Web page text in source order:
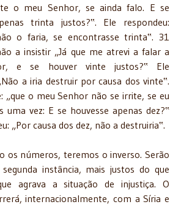
o meu Senhor, se ainda falo. E se
trinta justos?‟. Ele respondeu:
o faria, se encontrasse trinta‟. 31
a insistir „Já que me atrevi a falar a
e se houver vinte justos?‟ Ele
a iria destruir por causa dos vinte‟.
„que o meu Senhor não se irrite, se eu
uma vez: E se houvesse apenas dez?‟
„Por causa dos dez, não a destruiria‟.
os números, teremos o inverso. Serão
instância, mais justos do que
agrava a situação de injustiça. O
internacionalmente, com a Síria e